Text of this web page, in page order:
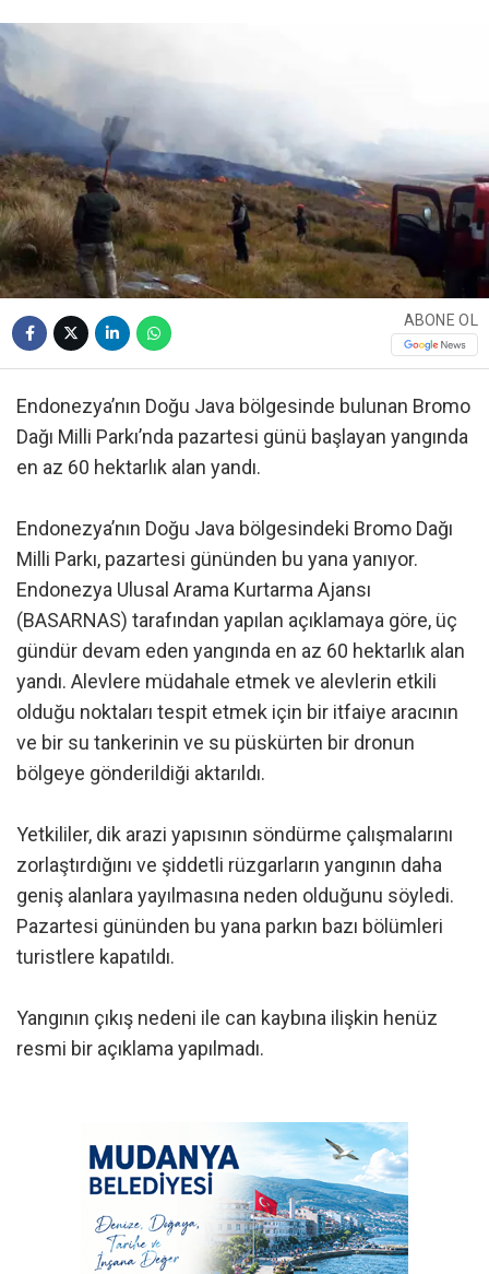
ABONE OL
Endonezya’nın Doğu Java bölgesinde bulunan Bromo
Dağı Milli Parkı’nda pazartesi günü başlayan yangında
en az 60 hektarlık alan yandı.
Endonezya’nın Doğu Java bölgesindeki Bromo Dağı
Milli Parkı, pazartesi gününden bu yana yanıyor.
Endonezya Ulusal Arama Kurtarma Ajansı
(BASARNAS) tarafından yapılan açıklamaya göre, üç
gündür devam eden yangında en az 60 hektarlık alan
yandı. Alevlere müdahale etmek ve alevlerin etkili
olduğu noktaları tespit etmek için bir itfaiye aracının
ve bir su tankerinin ve su püskürten bir dronun
bölgeye gönderildiği aktarıldı.
Yetkililer, dik arazi yapısının söndürme çalışmalarını
zorlaştırdığını ve şiddetli rüzgarların yangının daha
geniş alanlara yayılmasına neden olduğunu söyledi.
Pazartesi gününden bu yana parkın bazı bölümleri
turistlere kapatıldı.
Yangının çıkış nedeni ile can kaybına ilişkin henüz
resmi bir açıklama yapılmadı.